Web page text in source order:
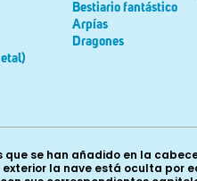
Bestiario fantástico
Arpías
Dragones
que se han añadido en la
exterior la nave está oculta por